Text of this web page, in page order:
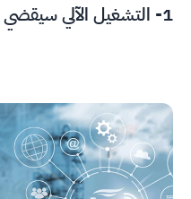
1- التشغيل الآلي سيقضي على ملايين فرص العمل